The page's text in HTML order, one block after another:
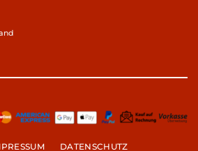
DATENSCHUTZ